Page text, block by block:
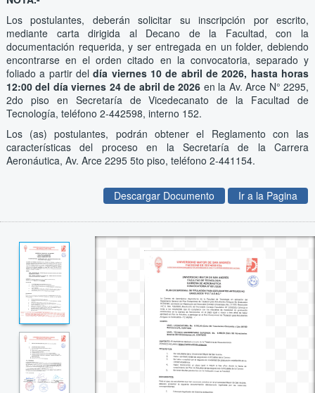
Los postulantes, deberán solicitar su inscripción por escrito,
mediante carta dirigida al Decano de la Facultad, con la
documentación requerida, y ser entregada en un folder, debiendo
encontrarse en el orden citado en la convocatoria, separado y
foliado a partir del día viernes 10 de abril de 2026, hasta horas
12:00 del día viernes 24 de abril de 2026 en la Av. Arce N° 2295,
2do piso en Secretaría de Vicedecanato de la Facultad de
Tecnología, teléfono 2-442598, interno 152.
Los (as) postulantes, podrán obtener el Reglamento con las
características del proceso en la Secretaría de la Carrera
Aeronáutica, Av. Arce 2295 5to piso, teléfono 2-441154.
Descargar Documento Ir a la Pagina